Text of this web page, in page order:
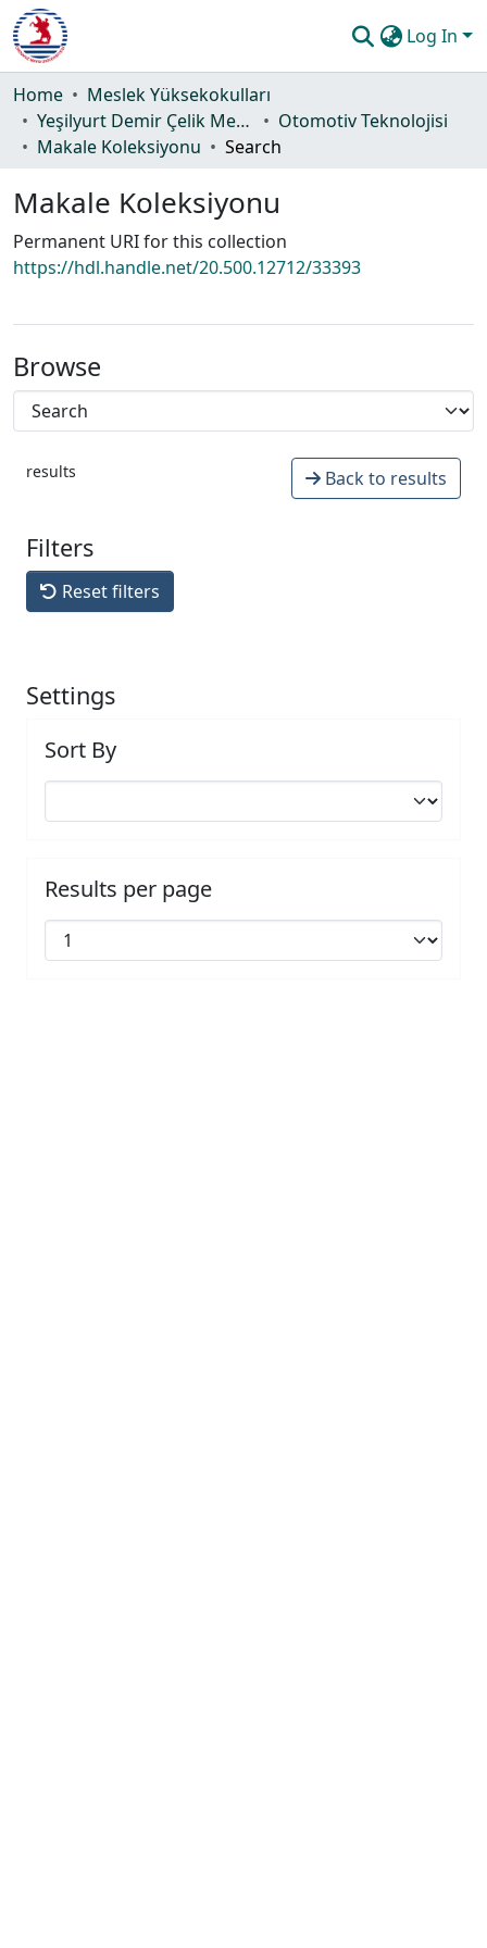
Log In
Communities & Collections
All of DSpace
Home
Meslek Yüksekokulları
Yeşilyurt Demir Çelik Meslek Yüksekokulu
Otomotiv Teknolojisi
Makale Koleksiyonu
Search
Makale Koleksiyonu
Permanent URI for this collection
https://hdl.handle.net/20.500.12712/33393
Browse
results Back to results
Filters
Reset filters
Settings
Sort By
Results per page